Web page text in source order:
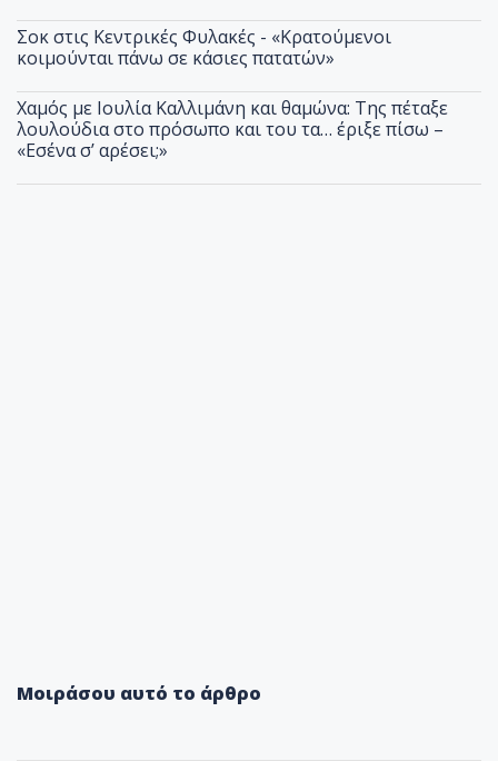
Σοκ στις Κεντρικές Φυλακές - «Κρατούμενοι
κοιμούνται πάνω σε κάσιες πατατών»
Χαμός με Ιουλία Καλλιμάνη και θαμώνα: Της πέταξε
λουλούδια στο πρόσωπο και του τα… έριξε πίσω –
«Εσένα σ’ αρέσει;»
Μοιράσου αυτό το άρθρο